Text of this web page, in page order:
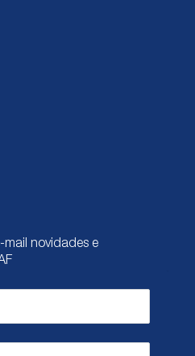
novidades e